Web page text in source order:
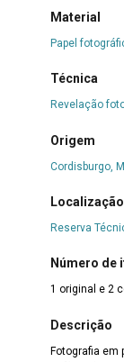
Material
Papel
Técnica
Revelação
Origem
Cordisburgo,
Reserva
Número de
1 original e 2
Descrição
Fotografia em